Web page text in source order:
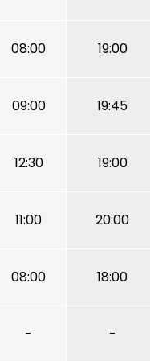
08:00 19:00
09:00 19:45
12:30 19:00
11:00 20:00
08:00 18:00
- -